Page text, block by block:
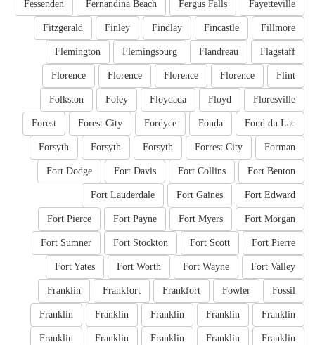
Fayetteville
Fergus Falls
Fernandina Beach
Fessenden
Fillmore
Fincastle
Findlay
Finley
Fitzgerald
Flagstaff
Flandreau
Flemingsburg
Flemington
Flint
Florence
Florence
Florence
Florence
Floresville
Floyd
Floydada
Foley
Folkston
Fond du Lac
Fonda
Fordyce
Forest City
Forest
Forman
Forrest City
Forsyth
Forsyth
Forsyth
Fort Benton
Fort Collins
Fort Davis
Fort Dodge
Fort Edward
Fort Gaines
Fort Lauderdale
Fort Morgan
Fort Myers
Fort Payne
Fort Pierce
Fort Pierre
Fort Scott
Fort Stockton
Fort Sumner
Fort Valley
Fort Wayne
Fort Worth
Fort Yates
Fossil
Fowler
Frankfort
Frankfort
Franklin
Franklin
Franklin
Franklin
Franklin
Franklin
Franklin
Franklin
Franklin
Franklin
Franklin